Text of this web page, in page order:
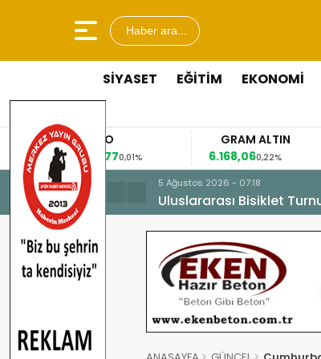
Haber ara...
SİYASET EĞİTİM EKONOMİ
EURO
53,84770,01%
GRAM ALTIN
6.168,060,22%
5 Ağustos 2026 - 07:18
Uluslararası Bisiklet